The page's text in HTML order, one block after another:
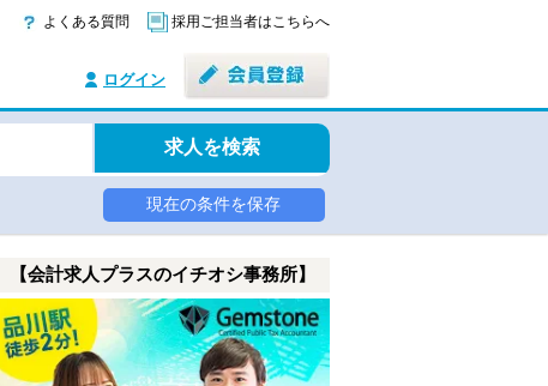
よくある質問 採用ご担当者はこちらへ
ログイン
求人を検索
現在の条件を保存
【会計求人プラスのイチオシ事務所】